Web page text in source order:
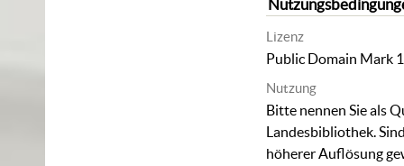
Lizenz
Public Domain Mark
Nutzung
Bitte nennen Sie als
Landesbibliothek.
höherer Auflösung